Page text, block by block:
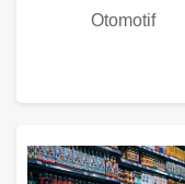
Otomotif